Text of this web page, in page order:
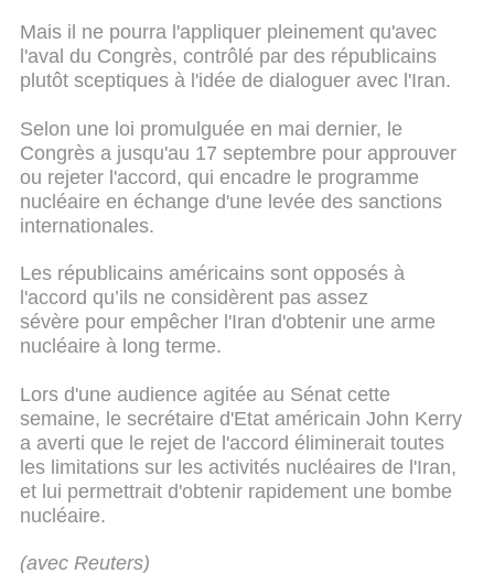
Mais il ne pourra l'appliquer pleinement qu'avec
l'aval du Congrès, contrôlé par des républicains
plutôt sceptiques à l'idée de dialoguer avec l'Iran.
Selon une loi promulguée en mai dernier, le
Congrès a jusqu'au 17 septembre pour approuver
ou rejeter l'accord, qui encadre le programme
nucléaire en échange d'une levée des sanctions
internationales.
Les républicains américains sont opposés à
l'accord qu’ils ne considèrent pas assez
sévère pour empêcher l'Iran d'obtenir une arme
nucléaire à long terme.
Lors d'une audience agitée au Sénat cette
semaine, le secrétaire d'Etat américain John Kerry
a averti que le rejet de l'accord éliminerait toutes
les limitations sur les activités nucléaires de l'Iran,
et lui permettrait d'obtenir rapidement une bombe
nucléaire.
(avec Reuters)